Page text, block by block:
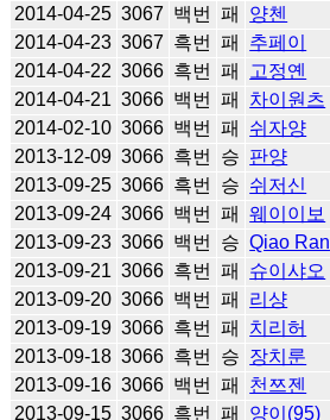
2014-04-25 3067 백번 패 양첸
2014-04-23 3067 흑번 패 추페이
2014-04-22 3066 흑번 패 고정옌
2014-04-21 3066 백번 패 차이원츠
2014-02-10 3066 백번 패 쉬자양
2013-12-09 3066 흑번 승 판양
2013-09-25 3066 흑번 승 쉬저신
2013-09-24 3066 백번 패 웨이이보
2013-09-23 3066 백번 승 Qiao Ran
2013-09-21 3066 흑번 패 슈이샤오
2013-09-20 3066 백번 패 리샹
2013-09-19 3066 흑번 패 치리허
2013-09-18 3066 흑번 승 장치룬
2013-09-16 3066 백번 패 천쯔젠
2013-09-15 3066 흑번 패 양이(95)